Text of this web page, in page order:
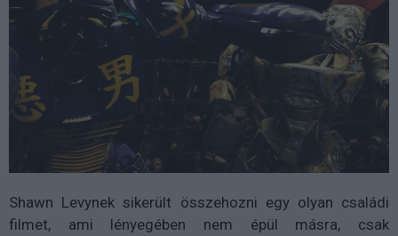
Shawn Levynek sikerült összehozni egy olyan családi
filmet, ami lényegében nem épül másra, csak